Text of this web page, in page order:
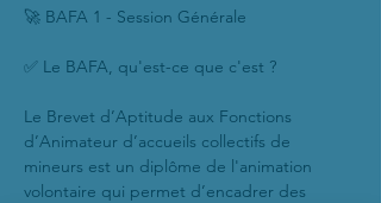
🚀 BAFA 1 - Session Générale
✅ Le BAFA, qu'est-ce que c'est ?
Le Brevet d’Aptitude aux Fonctions
d’Animateur d’accueils collectifs de
mineurs est un diplôme de l'animation
volontaire qui permet d’encadrer des